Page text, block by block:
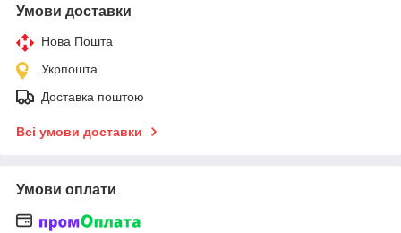
Умови доставки
Нова Пошта
Укрпошта
Доставка поштою
Всі умови доставки
Умови оплати